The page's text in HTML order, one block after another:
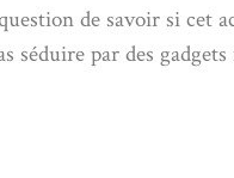
de savoir si cet
par des